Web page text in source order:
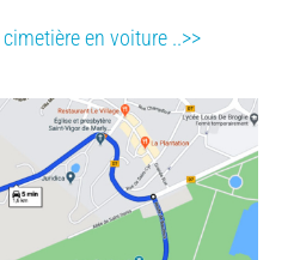
en voiture ..>>